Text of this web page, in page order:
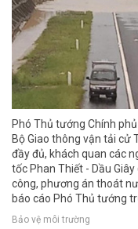
Phó Thủ tướng Chính
Bộ Giao thông vận tải cử
đầy đủ, khách quan các
tốc Phan Thiết - Dầu
công, phương án thoát
báo cáo Phó Thủ tướng
Bảo vệ môi trường